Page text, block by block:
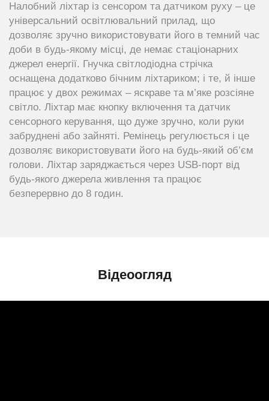
Налобний ліхтар із сенсором та датчиком руху – це
універсальний освітлювальний прилад, що
дозволяє зручно використовувати його в темний час
доби в будь-якому місці, де немає стаціонарних
джерел енергії. Гнучка світлодіодна стрічка
оснащена додатково бічним ліхтариком; і те, й інше
працює у двох режимах – яскраве та м’яке розсіяне
світло. Ліхтар має кнопку включення та датчик
сенсорного керування, що дуже зручно, коли руки
забруднені або зайняті. Ремінець регулюється і це
дозволяє використовувати його на будь-який об’єм
голови. Ліхтар заряджається через USB-порт від
будь-якого джерела живлення та працює
безперервно до 8 годин.
Відеоогляд